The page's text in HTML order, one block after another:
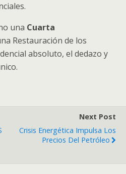
una Cuarta
Restauración de los
absoluto, el dedazo y
Next Post
Crisis Energética Impulsa Los
Precios Del Petróleo